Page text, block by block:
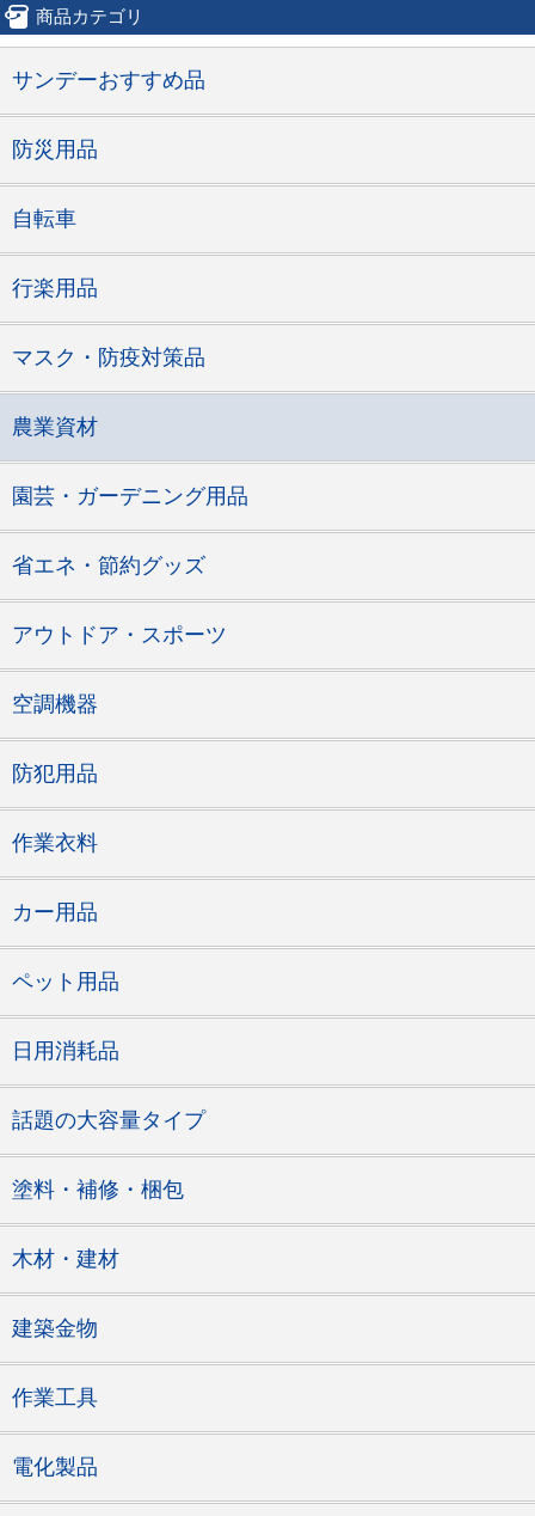
商品カテゴリ
サンデーおすすめ品
防災用品
自転車
行楽用品
マスク・防疫対策品
農業資材
園芸・ガーデニング用品
省エネ・節約グッズ
アウトドア・スポーツ
空調機器
防犯用品
作業衣料
カー用品
ペット用品
日用消耗品
話題の大容量タイプ
塗料・補修・梱包
木材・建材
建築金物
作業工具
電化製品